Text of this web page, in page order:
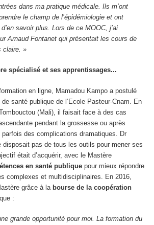
dans ma pratique médicale. Ils m’ont
le champ de l’épidémiologie et ont
savoir plus. Lors de ce MOOC, j’ai
Arnaud Fontanet qui présentait les cours de
claire. »
spécialisé et ses apprentissages...
en ligne, Mamadou Kampo a postulé
santé publique de l’Ecole Pasteur-Cnam. En
(Mali), il faisait face à des cas
pendant la grossesse ou après
parfois des complications dramatiques. Dr
disposait pas de tous les outils pour mener ses
était d’acquérir, avec le Mastère
en santé publique pour mieux répondre
complexes et multidisciplinaires. En 2016,
grâce à la bourse de la coopération
:
grande opportunité pour moi. La formation du